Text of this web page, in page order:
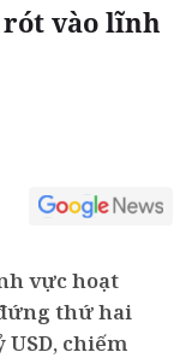
rót vào lĩnh
vực hoạt
thứ hai
chiếm